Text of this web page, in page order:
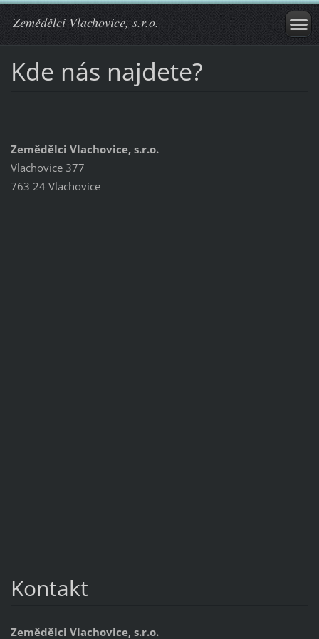
Zemědělci Vlachovice, s.r.o.
Kde nás najdete?
Zemědělci Vlachovice, s.r.o.
Vlachovice 377
763 24 Vlachovice
Kontakt
Zemědělci Vlachovice, s.r.o.